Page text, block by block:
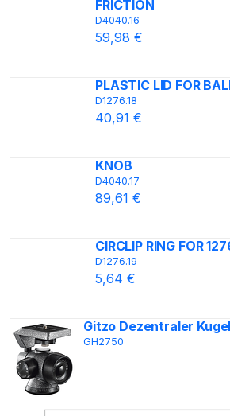
FRICTION
D4040.16
59,98 €
PLASTIC LID FOR
D1276.18
40,91 €
KNOB
D4040.17
89,61 €
CIRCLIP RING FOR
D1276.19
5,64 €
Gitzo Dezentraler
GH2750